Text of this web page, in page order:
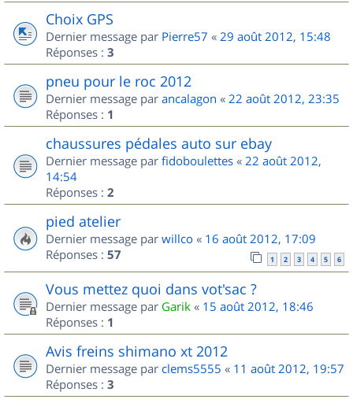
Choix GPS
Dernier message par Pierre57 « 29 août 2012, 15:48
Réponses : 3
pneu pour le roc 2012
Dernier message par ancalagon « 22 août 2012, 23:35
Réponses : 1
chaussures pédales auto sur ebay
Dernier message par fidoboulettes « 22 août 2012,
14:54
Réponses : 2
pied atelier
Dernier message par willco « 16 août 2012, 17:09
Réponses : 57 1 2 3 4 5 6
Vous mettez quoi dans vot'sac ?
Dernier message par Garik « 15 août 2012, 18:46
Réponses : 1
Avis freins shimano xt 2012
Dernier message par clems5555 « 11 août 2012, 19:57
Réponses : 3